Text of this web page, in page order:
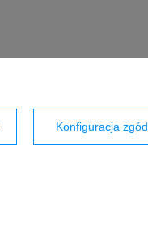
Konfiguracja zgód